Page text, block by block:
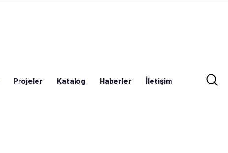
Projeler Katalog Haberler İletişim